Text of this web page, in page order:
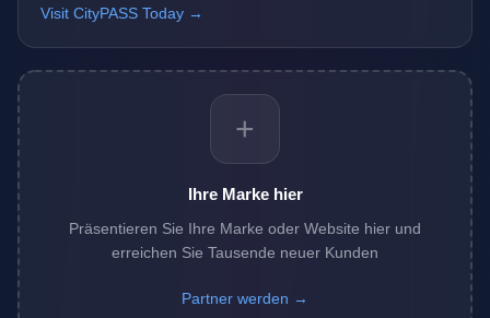
Visit CityPASS Today →
+
Ihre Marke hier
Präsentieren Sie Ihre Marke oder Website hier und
erreichen Sie Tausende neuer Kunden
Partner werden →